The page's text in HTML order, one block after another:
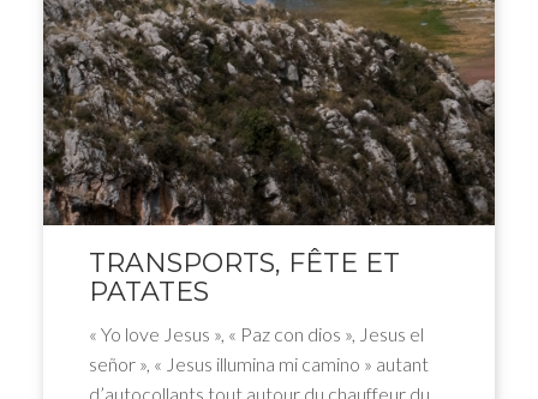
TRANSPORTS, FÊTE ET
PATATES
« Yo love Jesus », « Paz con dios », Jesus el
señor », « Jesus illumina mi camino » autant
d’autocollants tout autour du chauffeur du